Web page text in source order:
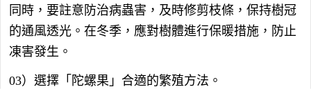
同時，要註意防治病蟲害，及時修剪枝條，保持樹冠
的通風透光。在冬季，應對樹體進行保暖措施，防止
凍害發生。
03）選擇「陀螺果」合適的繁殖方法。